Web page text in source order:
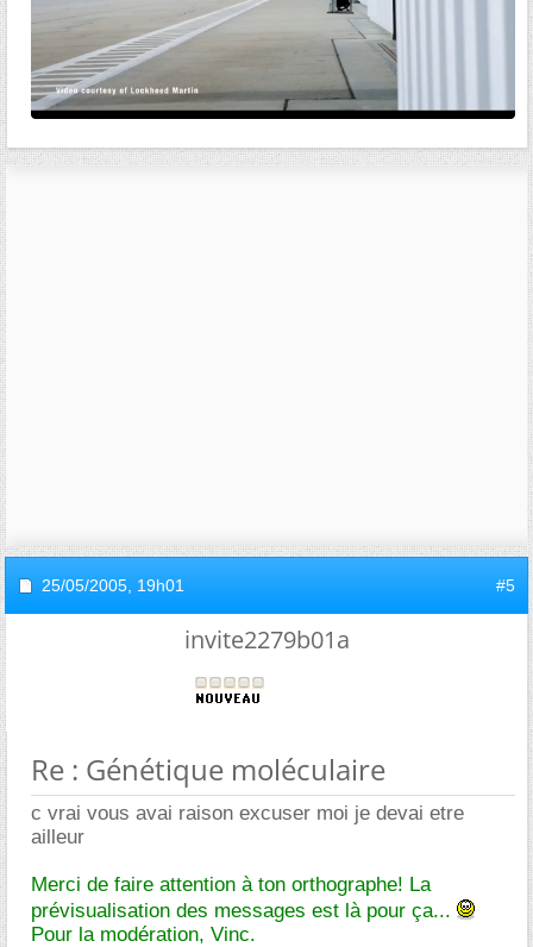
25/05/2005, 19h01 #5
invite2279b01a
Re : Génétique moléculaire
c vrai vous avai raison excuser moi je devai etre
ailleur
Merci de faire attention à ton orthographe! La
prévisualisation des messages est là pour ça...
Pour la modération, Vinc.